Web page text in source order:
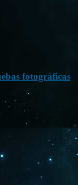
fotográficas